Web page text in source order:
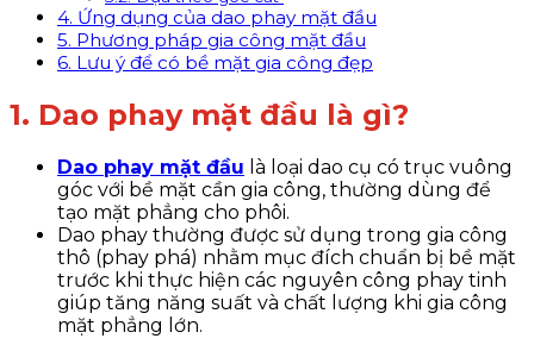
4. Ứng dụng của dao phay mặt đầu
5. Phương pháp gia công mặt đầu
6. Lưu ý để có bề mặt gia công đẹp
1. Dao phay mặt đầu là gì?
Dao phay mặt đầu là loại dao cụ có trục vuông
góc với bề mặt cần gia công, thường dùng để
tạo mặt phẳng cho phôi.
Dao phay thường được sử dụng trong gia công
thô (phay phá) nhằm mục đích chuẩn bị bề mặt
trước khi thực hiện các nguyên công phay tinh
giúp tăng năng suất và chất lượng khi gia công
mặt phẳng lớn.